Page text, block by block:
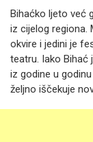
Bihaćko ljeto već
iz cijelog regiona.
okvire i jedini je
teatru. Iako Bihać
iz godine u
željno iščekuje